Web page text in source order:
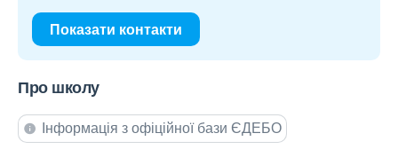
Показати контакти
Про школу
Інформація з офіційної бази ЄДЕБО